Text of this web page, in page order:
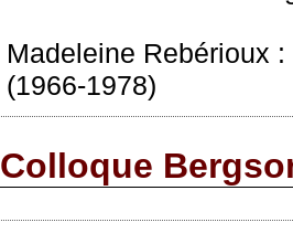
Madeleine Rebérioux
(1966-1978)
Colloque